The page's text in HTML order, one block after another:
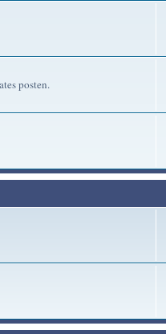
posten.